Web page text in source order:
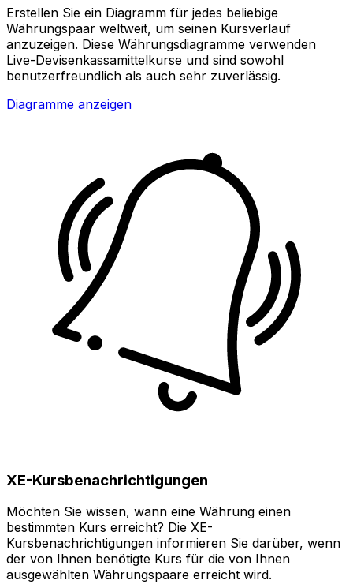
Erstellen Sie ein Diagramm für jedes beliebige
Währungspaar weltweit, um seinen Kursverlauf
anzuzeigen. Diese Währungsdiagramme verwenden
Live-Devisenkassamittelkurse und sind sowohl
benutzerfreundlich als auch sehr zuverlässig.
Diagramme anzeigen
XE-Kursbenachrichtigungen
Möchten Sie wissen, wann eine Währung einen
bestimmten Kurs erreicht? Die XE-
Kursbenachrichtigungen informieren Sie darüber, wenn
der von Ihnen benötigte Kurs für die von Ihnen
ausgewählten Währungspaare erreicht wird.